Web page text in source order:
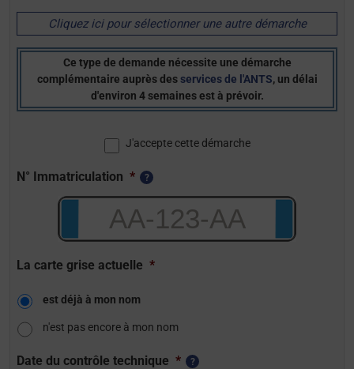
Cliquez ici pour sélectionner une autre démarche
Ce type de demande nécessite une démarche
complémentaire auprès des services de l'ANTS, un délai
d'environ 4 semaines est à prévoir.
J'accepte cette démarche
N° Immatriculation *
La carte grise actuelle *
est déjà à mon nom
n'est pas encore à mon nom
Date du contrôle technique *